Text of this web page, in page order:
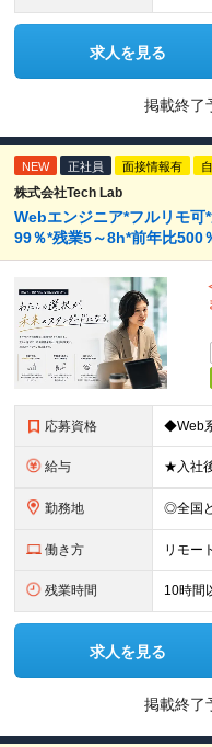
求人を見る
掲載終了
NEW 正社員 面接情報有
株式会社Tech Lab
Webエンジニア*フルリモ
99％*残業5～8h*前年比500
応募資格
給与
勤務地
働き方 リモー
残業時間 10時間
求人を見る
掲載終了